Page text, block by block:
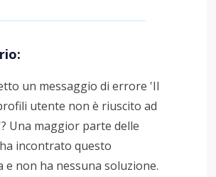
un messaggio di errore 'Il
utente non è riuscito ad
Una maggior parte delle
incontrato questo
e non ha nessuna soluzione.